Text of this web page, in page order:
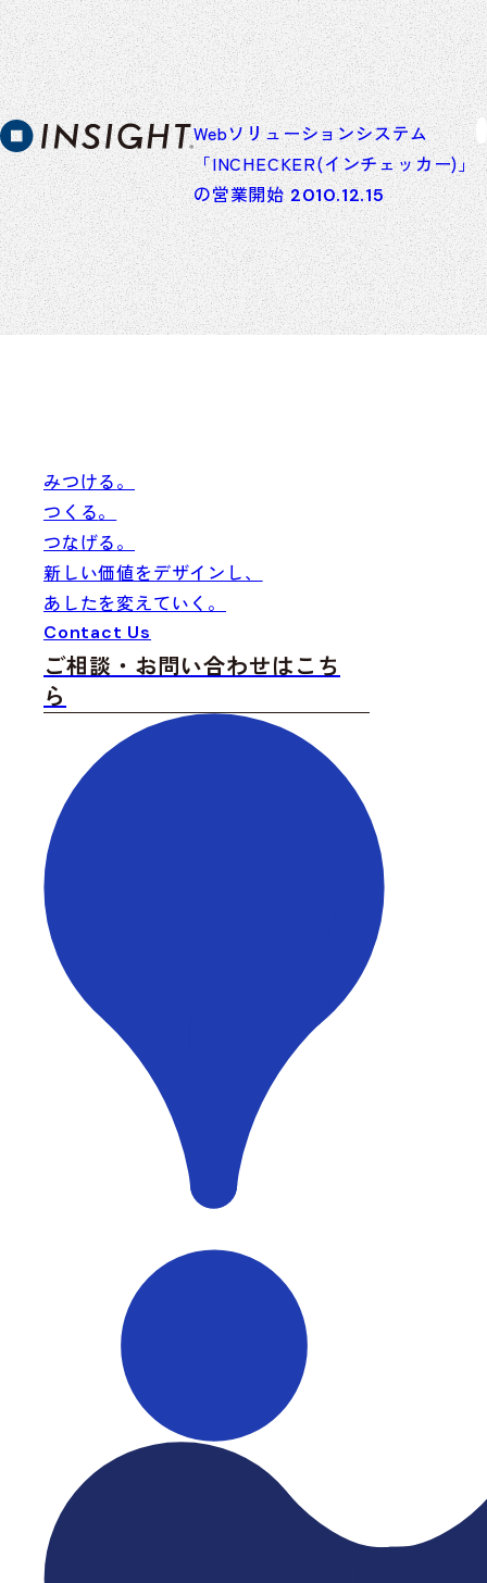
Webソリューションシステム
「INCHECKER(インチェッカー)」
の営業開始 2010.12.15
みつける。
つくる。
つなげる。
新しい価値をデザインし、
あしたを変えていく。
Contact Us
ご相談・お問い合わせはこち
ら